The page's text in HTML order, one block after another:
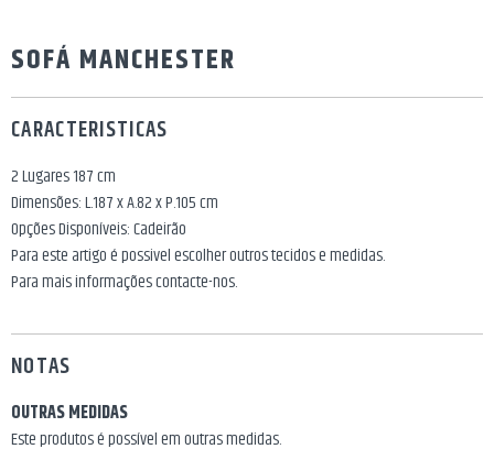
SOFÁ MANCHESTER
CARACTERISTICAS
2 Lugares 187 cm
Dimensões: L.187 x A.82 x P.105 cm
Opções Disponíveis: Cadeirão
Para este artigo é possivel escolher outros tecidos e medidas.
Para mais informações contacte-nos.
NOTAS
OUTRAS MEDIDAS
Este produtos é possível em outras medidas.